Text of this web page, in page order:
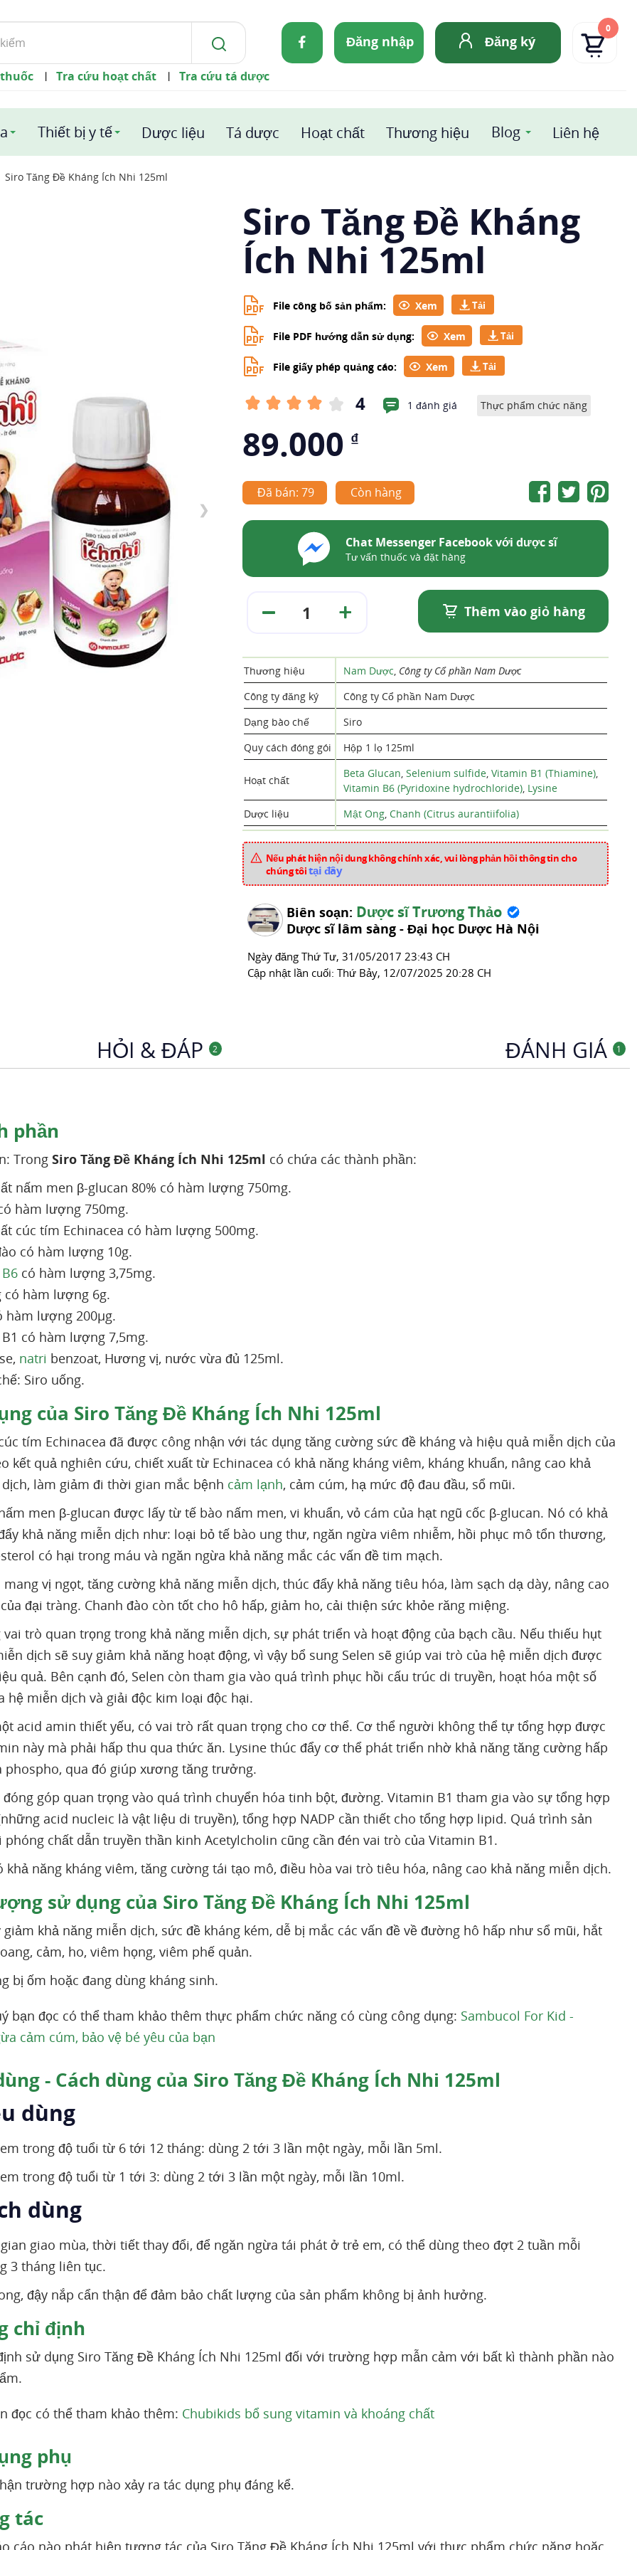
Đăng nhập Đăng ký
0
| Tra cứu hoạt chất | Tra cứu tá dược
Thiết bị y tế Dược liệu Tá dược Hoạt chất Thương hiệu Blog Liên hệ
Siro Tăng Đề Kháng Ích Nhi 125ml
❯
Siro Tăng Đề Kháng
Ích Nhi 125ml
File công bố sản phẩm: Xem
File PDF hướng dẫn sử dụng: Xem
File giấy phép quảng cáo: Xem
4 1 đánh giá Thực phẩm chức năng
89.000 ₫
Đã bán: 79 Còn hàng
Chat Messenger Facebook với dược sĩ
Tư vấn thuốc và đặt hàng
Thêm vào giỏ hàng
Thương hiệu Nam Dược, Công ty Cổ phần Nam Dược
Công ty đăng ký
Công ty Cổ phần Nam Dược
Dạng bào chế
Siro
Quy cách đóng gói
Hộp 1 lọ 125ml
Hoạt chất
Beta Glucan, Selenium sulfide, Vitamin B1 (Thiamine),
Vitamin B6 (Pyridoxine hydrochloride), Lysine
Dược liệu
Mật Ong, Chanh (Citrus aurantiifolia)
Xuất xứ
Việt Nam
Mã sản phẩm
d21834
Chuyên mục
Thuốc Tăng Cường Miễn Dịch
Nếu phát hiện nội dung không chính xác, vui lòng phản hồi thông tin cho
chúng tôitại đây
Biên soạn: Dược sĩ Trương Thảo
Dược sĩ lâm sàng - Đại học Dược Hà Nội
Ngày đăng Thứ Tư, 31/05/2017 23:43 CH
Cập nhật lần cuối: Thứ Bảy, 12/07/2025 20:28 CH
HỎI & ĐÁP 2 ĐÁNH GIÁ 1
phần
Trong Siro Tăng Đề Kháng Ích Nhi 125ml có chứa các thành phần:
nấm men β-glucan 80% có hàm lượng 750mg.
hàm lượng 750mg.
cúc tím Echinacea có hàm lượng 500mg.
có hàm lượng 10g.
có hàm lượng 3,75mg.
có hàm lượng 6g.
hàm lượng 200µg.
có hàm lượng 7,5mg.
natri benzoat, Hương vị, nước vừa đủ 125ml.
Siro uống.
của Siro Tăng Đề Kháng Ích Nhi 125ml
tím Echinacea đã được công nhận với tác dụng tăng cường sức đề kháng và hiệu quả miễn dịch của
kết quả nghiên cứu, chiết xuất từ Echinacea có khả năng kháng viêm, kháng khuẩn, nâng cao khả
làm giảm đi thời gian mắc bệnh cảm lạnh, cảm cúm, hạ mức độ đau đầu, sổ mũi.
men β-glucan được lấy từ tế bào nấm men, vi khuẩn, vỏ cám của hạt ngũ cốc β-glucan. Nó có khả
khả năng miễn dịch như: loại bỏ tế bào ung thư, ngăn ngừa viêm nhiễm, hồi phục mô tổn thương,
có hại trong máu và ngăn ngừa khả năng mắc các vấn đề tim mạch.
mang vị ngọt, tăng cường khả năng miễn dịch, thúc đẩy khả năng tiêu hóa, làm sạch dạ dày, nâng cao
đại tràng. Chanh đào còn tốt cho hô hấp, giảm ho, cải thiện sức khỏe răng miệng.
vai trò quan trọng trong khả năng miễn dịch, sự phát triển và hoạt động của bạch cầu. Nếu thiếu hụt
dịch sẽ suy giảm khả năng hoạt động, vì vậy bổ sung Selen sẽ giúp vai trò của hệ miễn dịch được
quả. Bên cạnh đó, Selen còn tham gia vào quá trình phục hồi cấu trúc di truyền, hoạt hóa một số
hệ miễn dịch và giải độc kim loại độc hại.
acid amin thiết yếu, có vai trò rất quan trọng cho cơ thể. Cơ thể người không thể tự tổng hợp được
này mà phải hấp thu qua thức ăn. Lysine thúc đẩy cơ thể phát triển nhờ khả năng tăng cường hấp
phospho, qua đó giúp xương tăng trưởng.
đóng góp quan trọng vào quá trình chuyển hóa tinh bột, đường. Vitamin B1 tham gia vào sự tổng hợp
acid nucleic là vật liệu di truyền), tổng hợp NADP cần thiết cho tổng hợp lipid. Quá trình sản
phóng chất dẫn truyền thần kinh Acetylcholin cũng cần đén vai trò của Vitamin B1.
khả năng kháng viêm, tăng cường tái tạo mô, điều hòa vai trò tiêu hóa, nâng cao khả năng miễn dịch.
sử dụng của Siro Tăng Đề Kháng Ích Nhi 125ml
giảm khả năng miễn dịch, sức đề kháng kém, dễ bị mắc các vấn đề về đường hô hấp như sổ mũi, hắt
cảm, ho, viêm họng, viêm phế quản.
bị ốm hoặc đang dùng kháng sinh.
bạn đọc có thể tham khảo thêm thực phẩm chức năng có cùng công dụng: Sambucol For Kid -
cảm cúm, bảo vệ bé yêu của bạn
- Cách dùng của Siro Tăng Đề Kháng Ích Nhi 125ml
dùng
trong độ tuổi từ 6 tới 12 tháng: dùng 2 tới 3 lần một ngày, mỗi lần 5ml.
trong độ tuổi từ 1 tới 3: dùng 2 tới 3 lần một ngày, mỗi lần 10ml.
dùng
giao mùa, thời tiết thay đổi, để ngăn ngừa tái phát ở trẻ em, có thể dùng theo đợt 2 tuần mỗi
3 tháng liên tục.
đậy nắp cẩn thận để đảm bảo chất lượng của sản phẩm không bị ảnh hưởng.
chỉ định
sử dụng Siro Tăng Đề Kháng Ích Nhi 125ml đối với trường hợp mẫn cảm với bất kì thành phần nào
đọc có thể tham khảo thêm: Chubikids bổ sung vitamin và khoáng chất
phụ
trường hợp nào xảy ra tác dụng phụ đáng kể.
tác
cáo nào phát hiện tương tác của Siro Tăng Đề Kháng Ích Nhi 125ml với thực phẩm chức năng hoặc